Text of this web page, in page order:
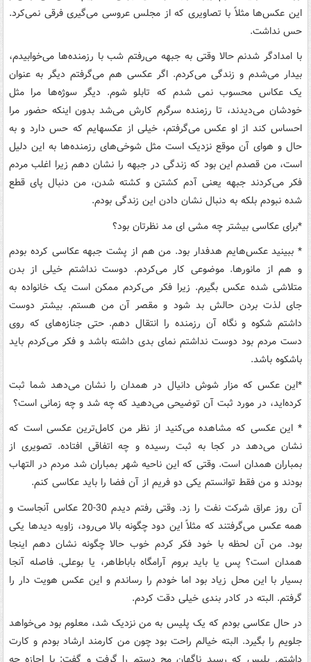
این عکس‌ها مثلاً‌ با تصاویری که از مجلس عروسی می‌گیری فرقی نمی‌کرد.
حس نداشت.
با امدادگر شدنم حالا وقتی به جبهه می‌رفتم شب با رزمنده‌ها می‌خوابیدم،
بیدار می‌شدم و زندگی می‌کردم. اگر عکسی هم می‌گرفتم دیگر به عنوان
یک عکاس محسوب نمی شدم که تابلو شوم. دیگر سوژه‌ها مرا مثل
خودشان می‌دیدند، تا رزمنده سرگرم کارش می‌شد بدون اینکه حضور مرا
احساس کند از او عکس می‌گرفتم، خیلی از عکسهایم که حس دارد و به
حال و هوای آن موقع نزدیک است مثل شوخی‌های رزمنده‌ها به این دلیل
است، من قصدم این بود که زندگی در جبهه را نشان دهم زیرا اغلب مردم
فکر می‌کردند جبهه یعنی آدم کشتن و کشته شدن، من دنبال پای قطع
شده نبودم بلکه به دنبال نشان دادن این زندگی بودم.
*برای عکاسی بیشتر چه مشی ای مد نظرتان بود؟
* ببینید عکس‌هایم هدفدار بود. من هم از پشت جبهه عکاسی کرده بودم
و هم از مانورها. موضوعی کار می‌کردم. دوست نداشتم خیلی از بدن
متلاشی شده عکس بگیرم. زیرا فکر می‌کردم ممکن است یک خانواده به
جای لذت بردن حالش بد شود و مقصر آن من هستم. بیشتر دوست
داشتم شکوه و نگاه آن رزمنده را انتقال دهم. حتی جنازه‌های که روی
دست مردم بود دوست نداشتم نمای بدی داشته باشد و فکر می‌کردم باید
باشکوه باشد.
*این عکس که مزار شوش دانیال در همدان را نشان ‌می‌دهد شما ثبت
کرده‌اید، در مورد ثبت آن توضیحی می‌دهید که چه شد و چه زمانی است؟
* این عکسی که مشاهده می‌کنید از نظر من کامل‌ترین عکسی است که
نشان می‌دهد در کجا به ثبت رسیده و چه اتفاقی افتاده. تصویری از
بمباران همدان است. وقتی که این ناحیه شهر بمباران شد مردم در التهاب
بودند و من فقط توانستم یکی دو فریم از آن فضا را باید عکاسی کنم.
آن روز عراق شرکت نفت را زد. وقتی رفتم دیدم 30-20 عکاس آنجاست و
همه عکس می‌گرفتند که مثلاً‌ این دود چگونه بالا می‌رود، زاویه دیدها یکی
بود. من آن لحظه با خود فکر کردم خوب حالا چگونه نشان دهم اینجا
همدان است؟ پس یا باید بروم آرامگاه باباطاهر، یا بوعلی. فاصله آنجا
بسیار با این محل زیاد بود اما خودم را رساندم و این عکس هویت دار را
گرفتم. البته در کادر بندی خیلی دقت کردم.
در حال عکاسی بودم که یک پلیس به من نزدیک شد، معلوم بود می‌خواهد
جلویم را بگیرد. البته خیالم راحت بود چون من کارمند ارشاد بودم و کارت